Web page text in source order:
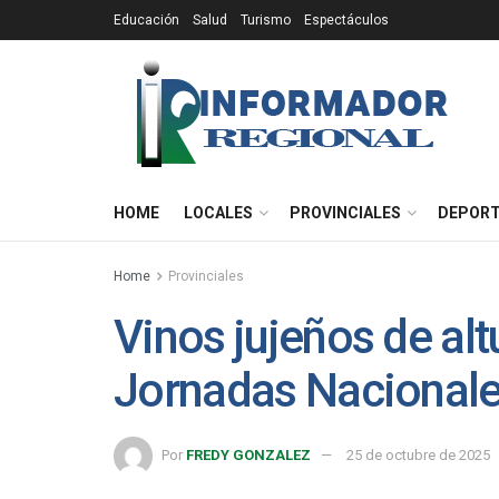
Educación Salud Turismo Espectáculos
HOME LOCALES PROVINCIALES
Home Provinciales
Vinos jujeños de
Jornadas
Por FREDY GONZALEZ 25 de octubre de 2025